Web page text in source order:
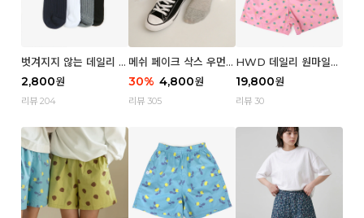
벗겨지지 않는 데일리 페
이크 삭스 (맨)
2,800원
리뷰 204
메쉬 페이크 삭스 우먼 3
P
30% 4,800원
리뷰 305
HWD 데일리 원마일
쇼츠 - 04 Aroma (우
먼)
19,800원
리뷰 30